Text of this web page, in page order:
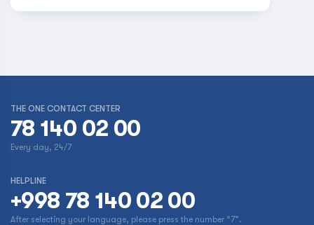
THE ONE CONTACT CENTER
78 140 02 00
Every day, 24/7
HELPLINE
+998 78 140 02 00
After selecting your language, please press the number “7”.